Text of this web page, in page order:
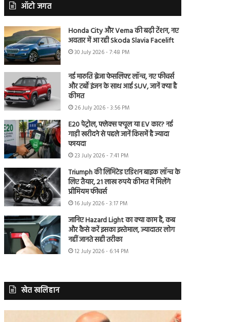
ऑटो जगत
Honda City और Verna की बढ़ी टेंशन, नए
अवतार में आ रही Skoda Slavia Facelift
30 July 2026 - 7:48 PM
नई मारुति ब्रेजा फेसलिफ्ट लॉन्च, नए फीचर्स
और टर्बो इंजन के साथ आई SUV, जानें क्या है
कीमत
26 July 2026 - 3:56 PM
E20 पेट्रोल, फ्लेक्स फ्यूल या EV कार? नई
गाड़ी खरीदने से पहले जानें किसमें है ज्यादा
फायदा
23 July 2026 - 7:41 PM
Triumph की लिमिटेड एडिशन बाइक लॉन्च के
लिए तैयार, 21 लाख रुपये कीमत में मिलेंगे
प्रीमियम फीचर्स
16 July 2026 - 3:17 PM
जानिए Hazard Light का क्या काम है, कब
और कैसे करें इसका इस्तेमाल, ज्यादातर लोग
नहीं जानते सही तरीका
12 July 2026 - 6:14 PM
खेत खलिहान